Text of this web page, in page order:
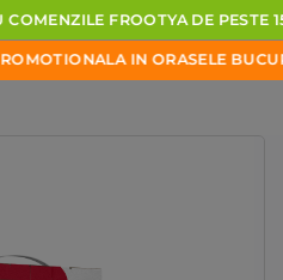
FROOTYADEPESTE
INORASELE